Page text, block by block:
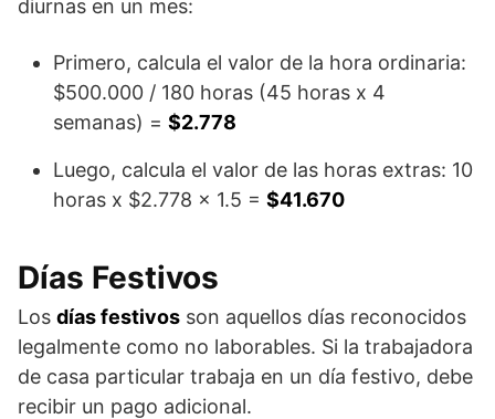
diurnas en un mes:
Primero, calcula el valor de la hora ordinaria:
$500.000 / 180 horas (45 horas x 4
semanas) = $2.778
Luego, calcula el valor de las horas extras: 10
horas x $2.778 x 1.5 = $41.670
Días Festivos
Los días festivos son aquellos días reconocidos
legalmente como no laborables. Si la trabajadora
de casa particular trabaja en un día festivo, debe
recibir un pago adicional.